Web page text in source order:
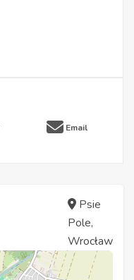
Email
Psie
Pole,
Wrocław